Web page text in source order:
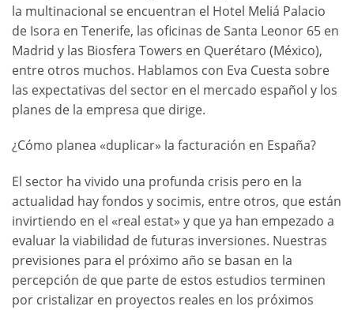
la multinacional se encuentran el Hotel Meliá Palacio
de Isora en Tenerife, las oficinas de Santa Leonor 65 en
Madrid y las Biosfera Towers en Querétaro (México),
entre otros muchos. Hablamos con Eva Cuesta sobre
las expectativas del sector en el mercado español y los
planes de la empresa que dirige.
¿Cómo planea «duplicar» la facturación en España?
El sector ha vivido una profunda crisis pero en la
actualidad hay fondos y socimis, entre otros, que están
invirtiendo en el «real estat» y que ya han empezado a
evaluar la viabilidad de futuras inversiones. Nuestras
previsiones para el próximo año se basan en la
percepción de que parte de estos estudios terminen
por cristalizar en proyectos reales en los próximos